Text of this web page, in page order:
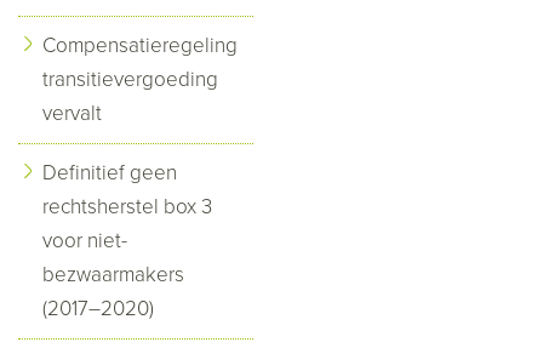
Compensatieregeling
transitievergoeding
vervalt
Definitief geen
rechtsherstel box 3
voor niet-
bezwaarmakers
(2017–2020)